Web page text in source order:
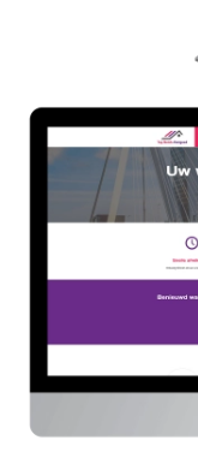
Top Notch